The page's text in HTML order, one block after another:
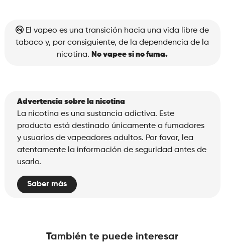
El vapeo es una transición hacia una vida libre de
tabaco y, por consiguiente, de la dependencia de la
nicotina. No vapee si no fuma.
Advertencia sobre la nicotina
La nicotina es una sustancia adictiva. Este
producto está destinado únicamente a fumadores
y usuarios de vapeadores adultos. Por favor, lea
atentamente la información de seguridad antes de
usarlo.
Saber más
También te puede interesar